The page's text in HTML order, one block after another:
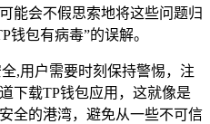
能会不假思索地将这些问题归
钱包有病毒”的误解。
,用户需要时刻保持警惕，注
下载TP钱包应用，这就像是
全的港湾，避免从一些不可信